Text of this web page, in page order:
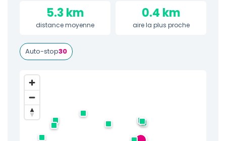
5.3 km
distance moyenne
0.4 km
aire la plus proche
Auto-stop30